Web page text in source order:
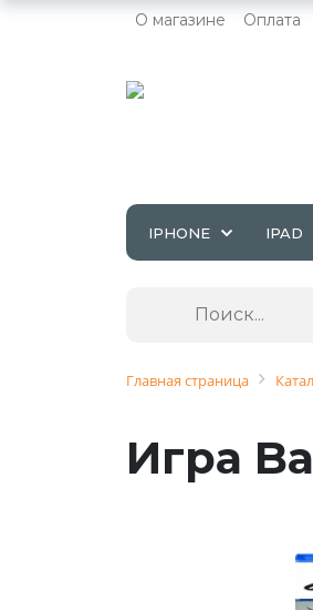
О магазине Оплата
IPHONE IPAD
Главная страница
Игра